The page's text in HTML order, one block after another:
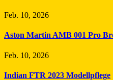
Feb. 10, 2026
Aston Martin AMB 001 Pro
Feb. 10, 2026
Indian FTR 2023 Modellpflege